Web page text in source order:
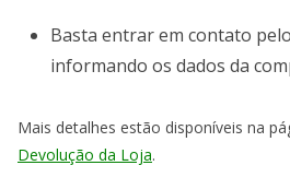
Basta entrar em contato
informando os dados da
Mais detalhes estão disponíveis na
Devolução da Loja.